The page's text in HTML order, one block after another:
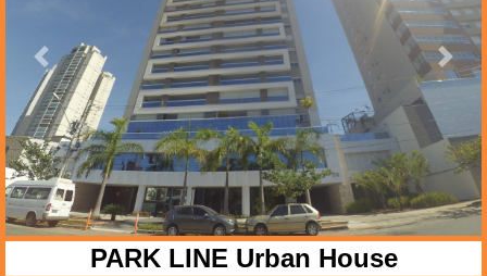
Anterior
PARK LINE Urban House